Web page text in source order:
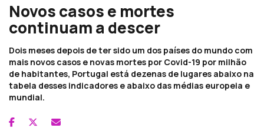
Novos casos e mortes
continuam a descer
Dois meses depois de ter sido um dos países do mundo com
mais novos casos e novas mortes por Covid-19 por milhão
de habitantes, Portugal está dezenas de lugares abaixo na
tabela desses indicadores e abaixo das médias europeia e
mundial.